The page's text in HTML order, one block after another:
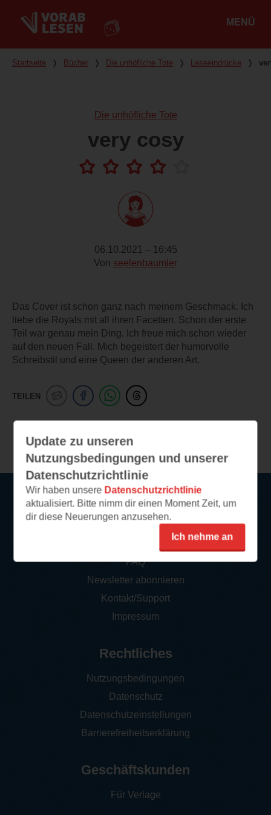
MENÜ
Du bist hier
Startseite ❭ Bücher ❭ Die unhöfliche Tote ❭ Leseeindrücke ❭
Die unhöfliche Tote
very cosy
06.10.2021 – 16:45
Von seelenbaumler
Das Cover ist schon ganz nach meinem Geschmack. Ich
liebe die Royals mit all ihren Facetten. Schon der erste
Teil war genau mein Ding. Ich freue mich schon wieder
auf den neuen Fall. Mich begeistert der humorvolle
Schreibstil und eine Queen der anderen Art.
TEILEN
Update zu unseren
Nutzungsbedingungen und unserer
Datenschutzrichtlinie
Wir haben unsere Datenschutzrichtlinie
aktualisiert. Bitte nimm dir einen Moment Zeit, um
dir diese Neuerungen anzusehen.
Ich nehme an
Service
FAQ
Newsletter abonnieren
Kontakt/Support
Impressum
Rechtliches
Nutzungsbedingungen
Datenschutz
Datenschutzeinstellungen
Barrierefreiheitserklärung
Geschäftskunden
Für Verlage